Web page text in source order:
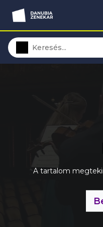
A tartalom